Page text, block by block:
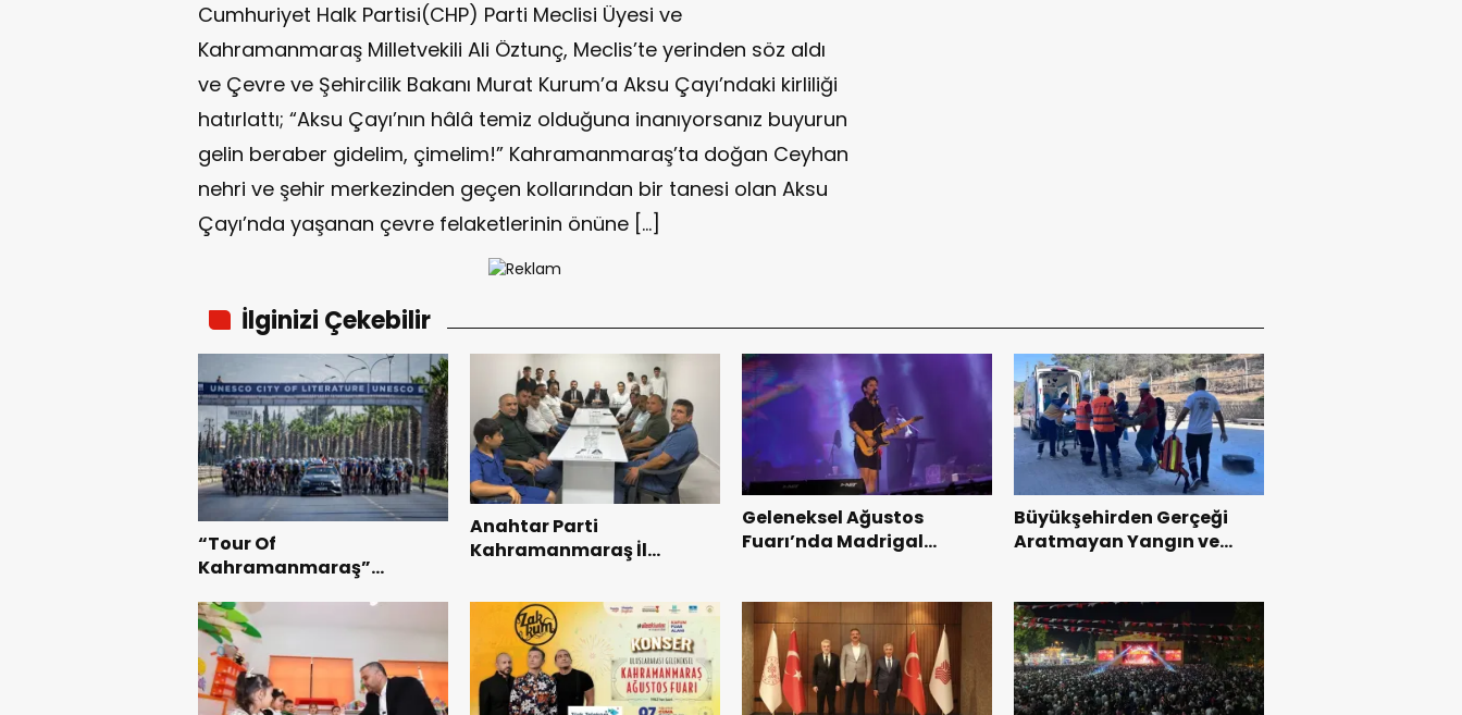
Cumhuriyet Halk Partisi(CHP) Parti Meclisi Üyesi ve
Kahramanmaraş Milletvekili Ali Öztunç, Meclis’te yerinden söz aldı
ve Çevre ve Şehircilik Bakanı Murat Kurum’a Aksu Çayı’ndaki kirliliği
hatırlattı; “Aksu Çayı’nın hâlâ temiz olduğuna inanıyorsanız buyurun
gelin beraber gidelim, çimelim!” Kahramanmaraş’ta doğan Ceyhan
nehri ve şehir merkezinden geçen kollarından bir tanesi olan Aksu
Çayı’nda yaşanan çevre felaketlerinin önüne […]
İlginizi Çekebilir
“Tour Of
Kahramanmaraş”
Turnuvası Tamamlandı.
Anahtar Parti
Kahramanmaraş İl
Teşkilatı ile buluştu.
Geleneksel Ağustos
Fuarı’nda Madrigal
Büyükşehirden Gerçeği
Aratmayan Yangın ve